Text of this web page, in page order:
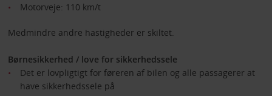
Motorveje: 110 km/t
Medmindre andre hastigheder er skiltet.
Børnesikkerhed / love for sikkerhedssele
Det er lovpligtigt for føreren af bilen og alle passagerer at
have sikkerhedssele på